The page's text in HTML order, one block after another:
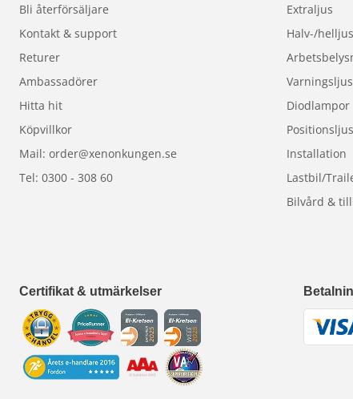
Bli återförsäljare
Kontakt & support
Returer
Ambassadörer
Hitta hit
Köpvillkor
Mail: order@xenonkungen.se
Tel: 0300 - 308 60
Extraljus
Halv-/helljus
Varningsljus
Diodlampor
Positionsljus
Installation
Lastbil/
Bilvård &
Certifikat & utmärkelser